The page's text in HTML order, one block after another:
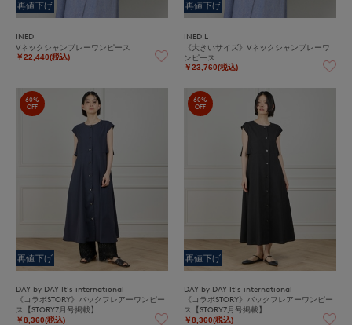
再値下げ
INED
Vネックシャンブレーワンピース
￥22,440(税込)
再値下げ
INED L
《大きいサイズ》Vネックシャンブレーワ
ンピース
￥23,760(税込)
60%
OFF
再値下げ
DAY by DAY It's international
《コラボSTORY》バックフレアーワンピー
ス【STORY7月号掲載】
￥8,360(税込)
60%
OFF
再値下げ
DAY by DAY It's international
《コラボSTORY》バックフレアーワンピー
ス【STORY7月号掲載】
￥8,360(税込)